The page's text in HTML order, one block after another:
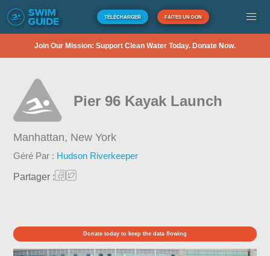
TÉLÉCHARGER FAITES UN DON
Join Our Mission: Support Clean Water Today. Donate Now.
Pier 96 Kayak Launch
Manhattan, New York
Géré Par : Hudson Riverkeeper
Partager :
Donate today to keep the data flowing